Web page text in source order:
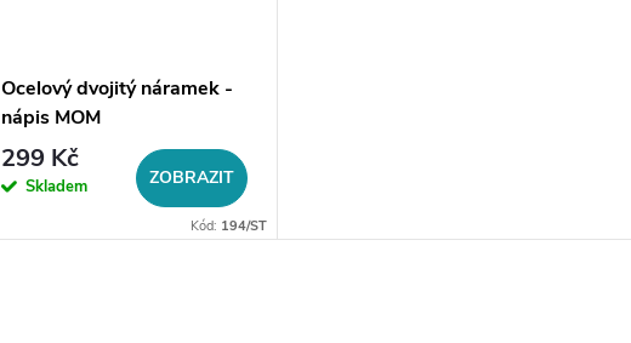
Ocelový dvojitý náramek -
nápis MOM
299 Kč
Skladem ZOBRAZIT
Kód: 194/ST